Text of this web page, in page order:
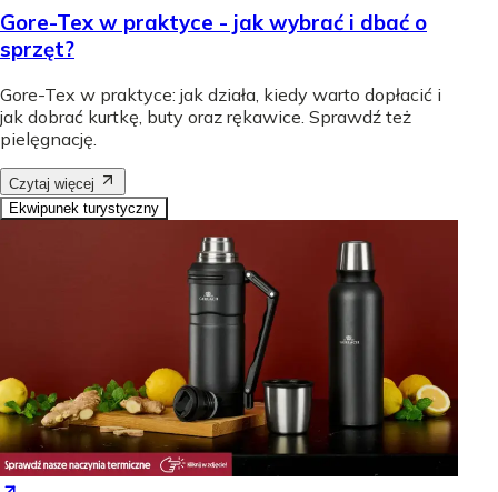
Gore-Tex w praktyce - jak wybrać i dbać o
sprzęt?
Gore-Tex w praktyce: jak działa, kiedy warto dopłacić i
jak dobrać kurtkę, buty oraz rękawice. Sprawdź też
pielęgnację.
Czytaj więcej
Ekwipunek turystyczny